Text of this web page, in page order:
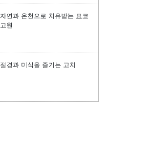
자연과 온천으로 치유받는 묘코
고원
절경과 미식을 즐기는 고치